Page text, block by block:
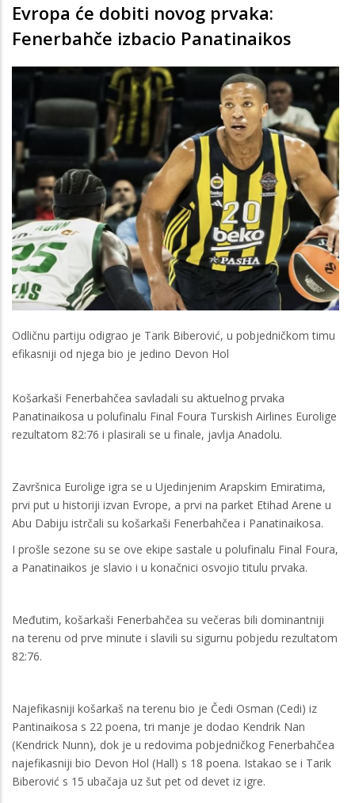
Evropa će dobiti novog prvaka:
Fenerbahče izbacio Panatinaikos
Odličnu partiju odigrao je Tarik Biberović, u pobjedničkom timu
efikasniji od njega bio je jedino Devon Hol
Košarkaši Fenerbahčea savladali su aktuelnog prvaka
Panatinaikosa u polufinalu Final Foura Turskish Airlines Eurolige
rezultatom 82:76 i plasirali se u finale, javlja Anadolu.
Završnica Eurolige igra se u Ujedinjenim Arapskim Emiratima,
prvi put u historiji izvan Evrope, a prvi na parket Etihad Arene u
Abu Dabiju istrčali su košarkaši Fenerbahčea i Panatinaikosa.
I prošle sezone su se ove ekipe sastale u polufinalu Final Foura,
a Panatinaikos je slavio i u konačnici osvojio titulu prvaka.
Međutim, košarkaši Fenerbahčea su večeras bili dominantniji
na terenu od prve minute i slavili su sigurnu pobjedu rezultatom
82:76.
Najefikasniji košarkaš na terenu bio je Čedi Osman (Cedi) iz
Pantinaikosa s 22 poena, tri manje je dodao Kendrik Nan
(Kendrick Nunn), dok je u redovima pobjedničkog Fenerbahčea
najefikasniji bio Devon Hol (Hall) s 18 poena. Istakao se i Tarik
Biberović s 15 ubačaja uz šut pet od devet iz igre.